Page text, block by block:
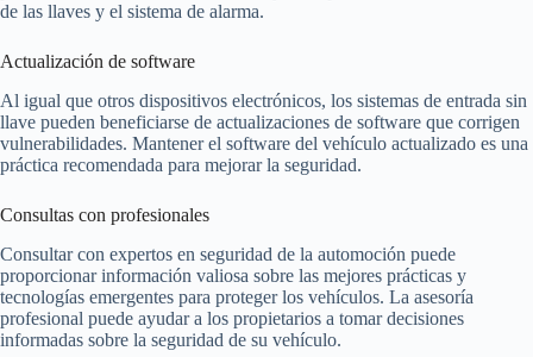
de las llaves y el sistema de alarma.
Actualización de software
Al igual que otros dispositivos electrónicos, los sistemas de entrada sin
llave pueden beneficiarse de actualizaciones de software que corrigen
vulnerabilidades. Mantener el software del vehículo actualizado es una
práctica recomendada para mejorar la seguridad.
Consultas con profesionales
Consultar con expertos en seguridad de la automoción puede
proporcionar información valiosa sobre las mejores prácticas y
tecnologías emergentes para proteger los vehículos. La asesoría
profesional puede ayudar a los propietarios a tomar decisiones
informadas sobre la seguridad de su vehículo.